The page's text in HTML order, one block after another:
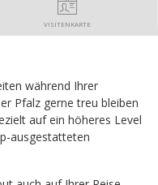
VISITENKARTE
während Ihrer
Pfalz gerne treu bleiben
auf ein höheres Level
ausgestatteten